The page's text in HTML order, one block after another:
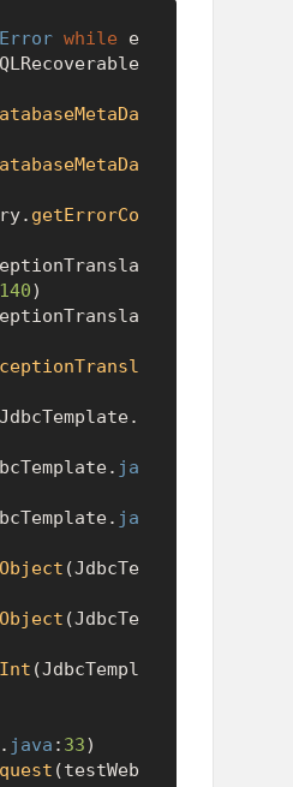
Error while e
getErrorCo
140)
ja
ja
(JdbcTe
(JdbcTe
(JdbcTempl
java : 33)
(testWeb